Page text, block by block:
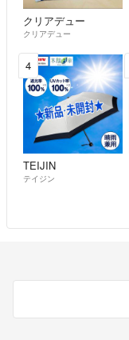
クリアデュー
クリアデュー
4
TEIJIN
テイジン